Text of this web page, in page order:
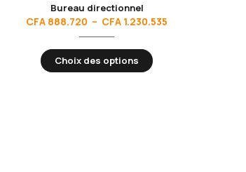
Bureau directionnel
CFA 888.720 – CFA 1.230.535
Choix des options